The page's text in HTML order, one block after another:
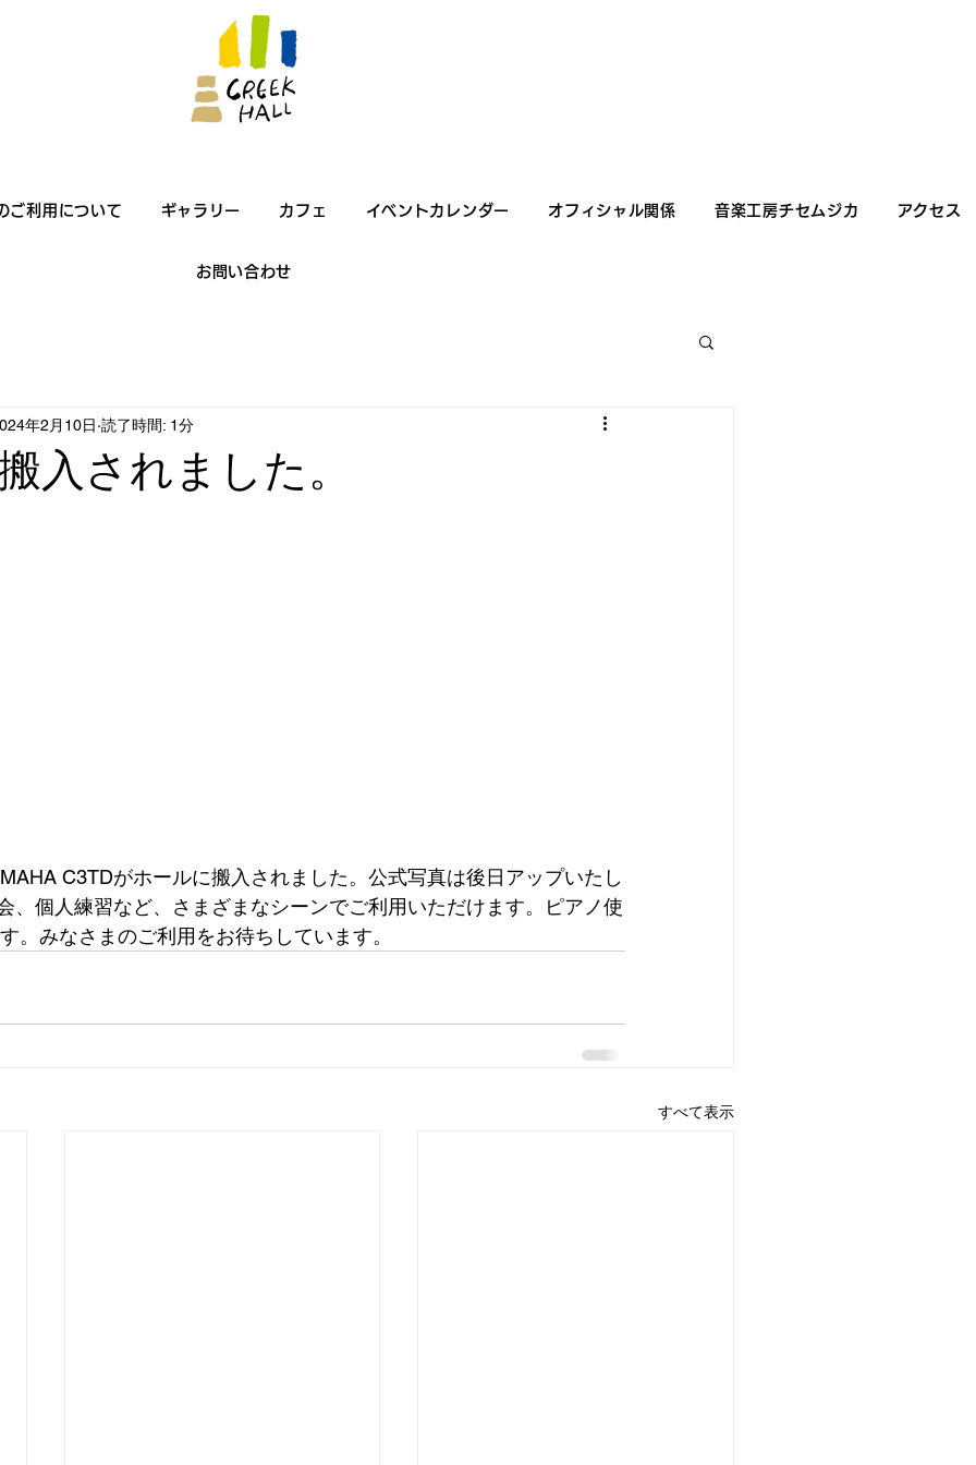
ご利用について ギャラリー カフェ イベントカレンダー オフィシャル関係 音楽工房チセムジカ アクセス
お問い合わせ
入されました。
年2月10日 読了時間: 1分
C3TDがホールに搬入されました。公式写真は後日アップいたし
、個人練習など、さまざまなシーンでご利用いただけます。ピアノ使
。みなさまのご利用をお待ちしています。
すべて表示